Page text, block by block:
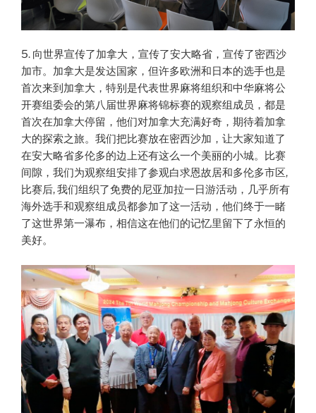
5. 向世界宣传了加拿大，宣传了安大略省，宣传了密西沙
加市。加拿大是发达国家，但许多欧洲和日本的选手也是
首次来到加拿大，特别是代表世界麻将组织和中华麻将公
开赛组委会的第八届世界麻将锦标赛的观察组成员，都是
首次在加拿大停留，他们对加拿大充满好奇，期待着加拿
大的探索之旅。我们把比赛放在密西沙加，让大家知道了
在安大略省多伦多的边上还有这么一个美丽的小城。比赛
间隙，我们为观察组安排了参观白求恩故居和多伦多市区,
比赛后, 我们组织了免费的尼亚加拉一日游活动，几乎所有
海外选手和观察组成员都参加了这一活动，他们终于一睹
了这世界第一瀑布，相信这在他们的记忆里留下了永恒的
美好。